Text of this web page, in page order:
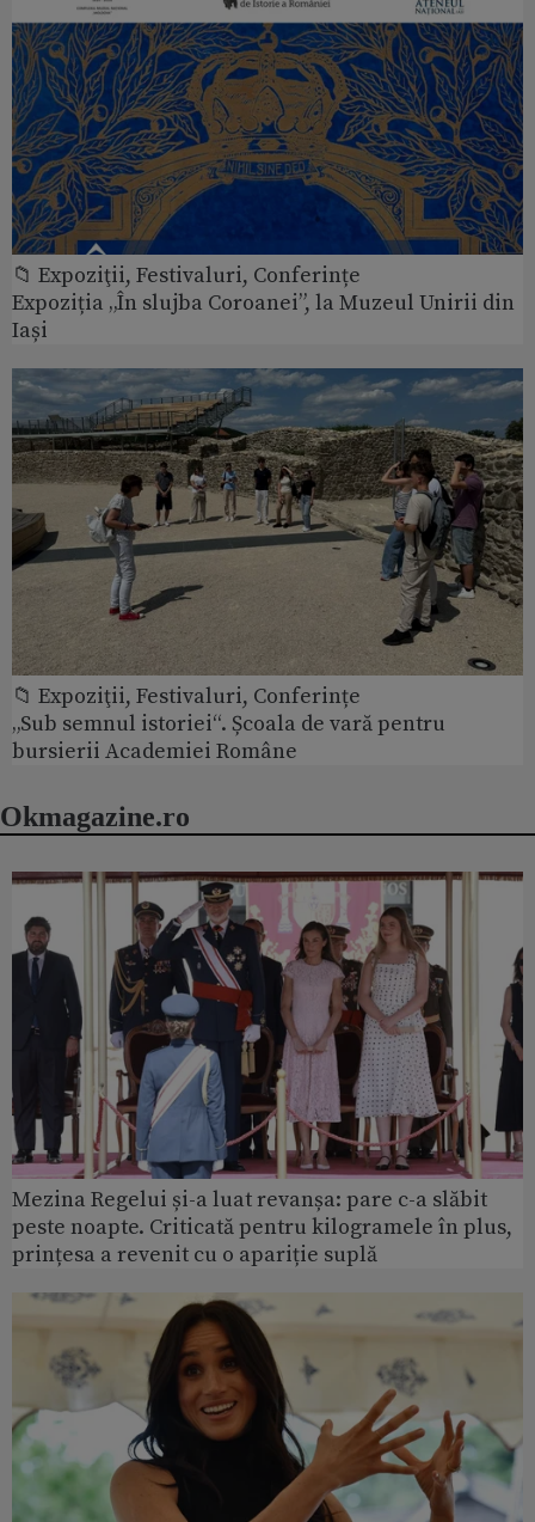
📁 Expoziţii, Festivaluri, Conferințe
Expoziția „În slujba Coroanei”, la Muzeul Unirii din
Iași
📁 Expoziţii, Festivaluri, Conferințe
„Sub semnul istoriei“. Școala de vară pentru
bursierii Academiei Române
Okmagazine.ro
Mezina Regelui și-a luat revanșa: pare c-a slăbit
peste noapte. Criticată pentru kilogramele în plus,
prințesa a revenit cu o apariție suplă